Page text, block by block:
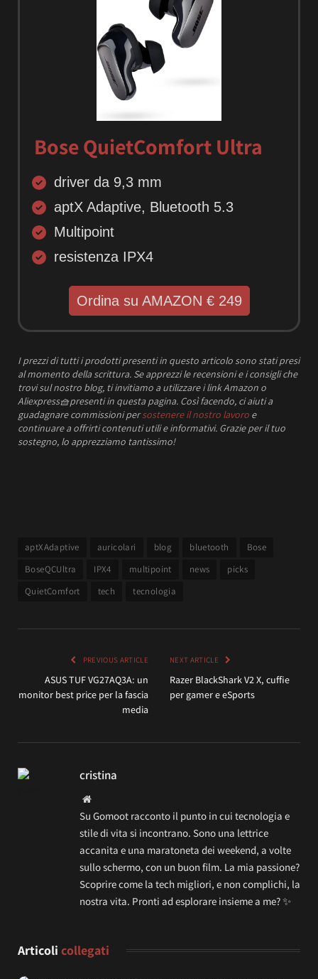
Bose QuietComfort Ultra
driver da 9,3 mm
aptX Adaptive, Bluetooth 5.3
Multipoint
resistenza IPX4
Ordina su AMAZON € 249
I prezzidi tutti i prodotti presenti in questo articolo sono stati presi
al momento della scrittura. Se apprezzi le recensioni e i consigli che
trovi sul nostro blog, ti invitiamo a utilizzare i link Amazon o
Aliexpress🧺presenti in questa pagina. Così facendo, ci aiuti a
guadagnare commissioni persostenere il nostro lavoro e
continuare a offrirti contenuti utili e informativi. Grazie per il tuo
sostegno, lo apprezziamo tantissimo!
aptXAdaptive auricolari blog bluetooth
Bose
BoseQCUltra
IPX4 multipoint news
picks
QuietComfort
tech tecnologia
PREVIOUS ARTICLE
ASUS TUF VG27AQ3A: un
monitor best price per la fascia
media
NEXT ARTICLE
Razer BlackShark V2 X, cuffie
per gamer e eSports
cristina
Website
Su Gomoot racconto il punto in cui tecnologia e
stile di vita si incontrano. Sono una lettrice
accanita e una maratoneta dei weekend, a volte
sullo schermo, con un buon film. La mia passione?
Scoprire come la tech migliori, e non complichi, la
nostra vita. Pronti ad esplorare insieme a me? ✨
Articoli collegati